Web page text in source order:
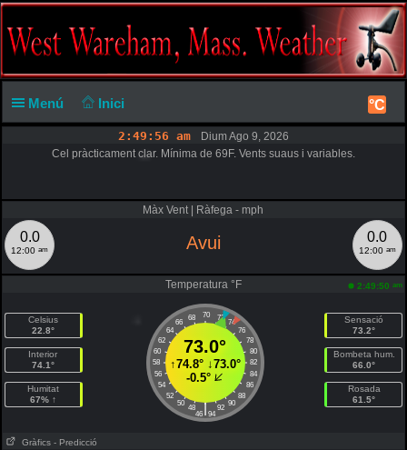
Menú Inici °C
2:49:57 am
Dium Ago 9, 2026
Cel pràcticament clar. Mínima de 69F. Vents suaus i variables.
Màx Vent | Ràfega - mph
0.0
12:00am
0.0
12:00 am
Avui
Temperatura °F 2:49:50 am
Celsius
22.8°
Interior
74.1°
Humitat
67% ↑
70
68 72
66
74
64
76
62
78
60
80
58
82
56
84
54
86
52
88
50
90
48 92
|
46 94
73.0°
↑74.8°↓73.0°
-0.5°
Sensació
73.2°
Bombeta hum.
66.0°
Rosada
61.5°
Gràfics - Predicció